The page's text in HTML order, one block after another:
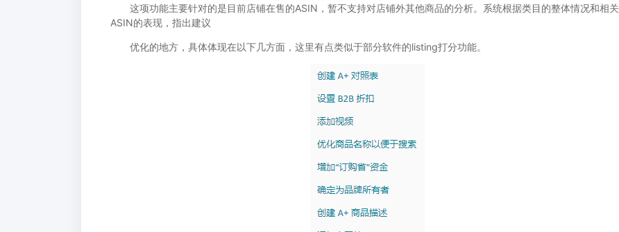
这项功能主要针对的是目前店铺在售的ASIN，暂不支持对店铺外其他商品的分析。系统根据类目的整体情况和相关
ASIN的表现，指出建议
优化的地方，具体体现在以下几方面，这里有点类似于部分软件的listing打分功能。